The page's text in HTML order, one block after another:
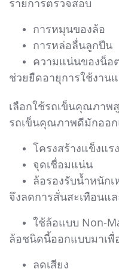
การหมุนของล้อ
การหล่อลื่นลูกปืน
ความแน่นของน็อ
ช่วยยืดอายุการใช้งาน
เลือกใช้รถเข็นคุณภาพ
รถเข็นคุณภาพดีมักออ
โครงสร้างแข็งแรง
จุดเชื่อมแน่น
ล้อรองรับน้ำหนักเ
จึงลดการสั่นสะเทือนแ
ใช้ล้อแบบ Non-
ล้อชนิดนี้ออกแบบมาเพื่
ลดเสียง